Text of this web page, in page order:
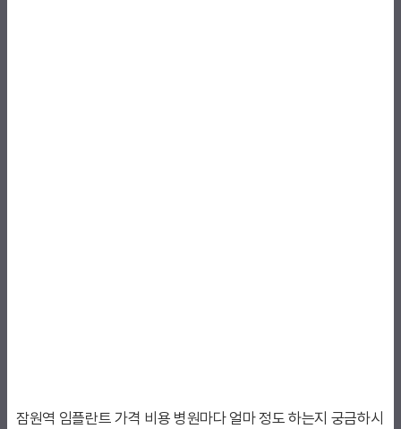
잠원역 임플란트 가격 비용 병원마다 얼마 정도 하는지 궁금하시